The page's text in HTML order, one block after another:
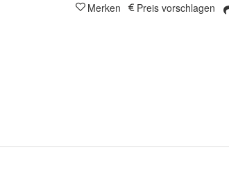
Merken Preis vorschlagen